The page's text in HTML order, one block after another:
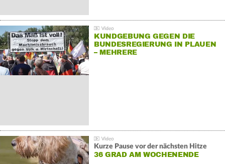
KUNDGEBUNG GEGEN DIE
BUNDESREGIERUNG IN PLAUEN
– MEHRERE
Kurze Pause vor der nächsten Hitze
36 GRAD AM WOCHENENDE